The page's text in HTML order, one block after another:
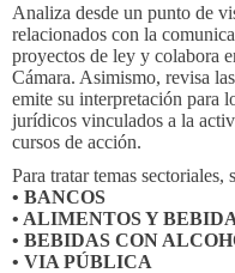
Analiza desde un punto de
relacionados con la
proyectos de ley y colabora
Cámara. Asimismo, revisa
emite su interpretación para
jurídicos vinculados a la
cursos de acción.
Para tratar temas sectoriales,
• BANCOS
• ALIMENTOS Y
• BEBIDAS CON
• VIA PÚBLICA